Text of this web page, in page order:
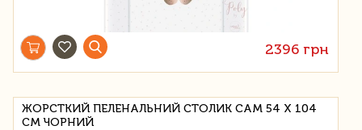
2396 грн
ЖОРСТКИЙ ПЕЛЕНАЛЬНИЙ СТОЛИК CAM 54 Х 104
СМ ЧОРНИЙ